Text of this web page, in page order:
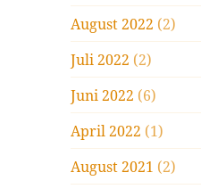
August 2022 (2)
Juli 2022 (2)
Juni 2022 (6)
April 2022 (1)
August 2021 (2)